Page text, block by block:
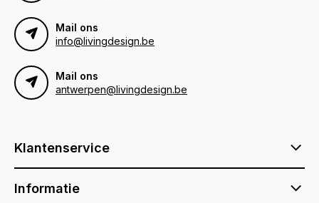
Mail ons
info@livingdesign.be
Mail ons
antwerpen@livingdesign.be
Klantenservice
Informatie